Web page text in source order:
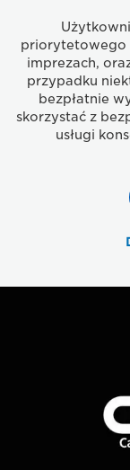
priorytetowego
imprezach,
przypadku
bezpłatnie
skorzystać z
usługi